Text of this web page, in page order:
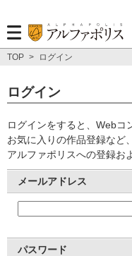
TOP > ログイン
ログイン
ログインをすると、Webコ
お気に入りの作品登録など
アルファポリスへの登録お
メールアドレス
パスワード